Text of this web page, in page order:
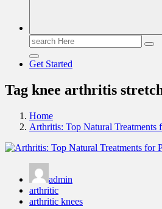
Search
for:
Get Started
Tag knee arthritis
Home
Arthritis: Top Natural Treatments
admin
arthritic
arthritic knees